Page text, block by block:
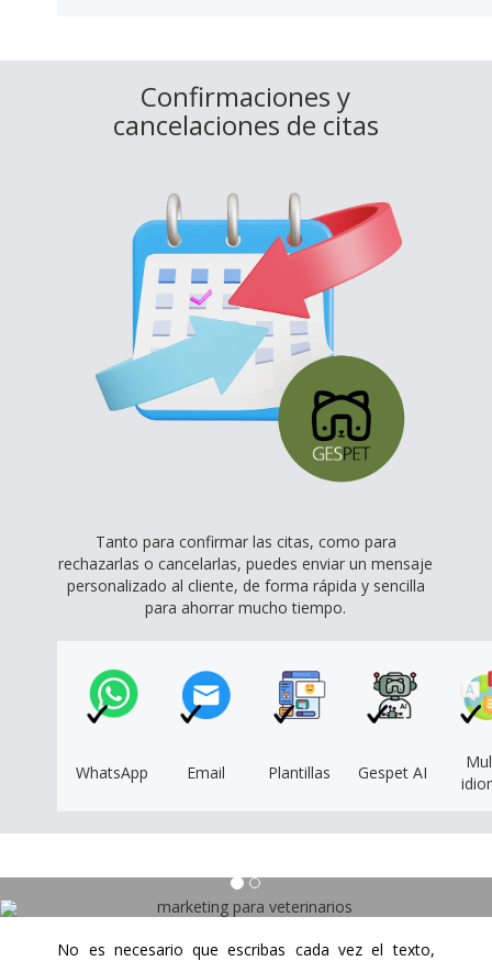
Confirmaciones y
cancelaciones de citas
Tanto para confirmar las citas, como para
rechazarlas o cancelarlas, puedes enviar un mensaje
personalizado al cliente, de forma rápida y sencilla
para ahorrar mucho tiempo.
WhatsApp Email Plantillas Gespet AI
No es necesario que escribas cada vez el texto,